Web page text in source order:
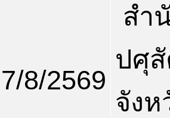
7/8/2569
สำ
ปศุ
จังห